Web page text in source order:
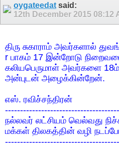
oygateedat said:
12th December 2015 08:12
திரு சுகாராம் அவர்களால்
r பாகம் 17 இன்றோடு
கலியபெருமாள் அவர்களை
அன்புடன் அழைக்கின்றேன்.
எஸ். ரவிச்சந்திரன்
நல்லவர் லட்சியம் வெல்வது
மக்கள் திலகத்தின் வழி